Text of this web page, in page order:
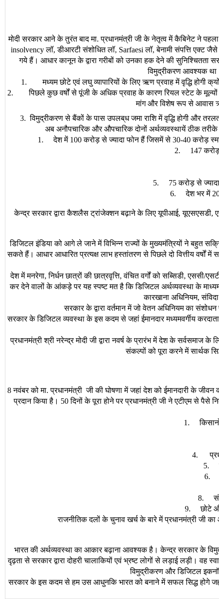
मोदीसरकारआनेकेतुरंतबादमा.प्रधानमंत्रीजीकेनेतृत्वमेंकैबिनेटनेपहला
insolvencyलॉ,डीआरटीसंशोधितलॉ, Sarfaesiलॉ,बेनामीसंपत्तिएक्टजैसे
गयेहैं। आधारकानूनकेद्वारागरीबोंकोउनकाहकदेनेकीसुनिश्चितता
विमुद्रीकरण आवश्यक
1.मध्यमछोटेएवंलघुव्यापारियोंकेलिएऋणप्रवाहमेंवृद्धिहोगीक्
2.पिछलेकुछवर्षोंसेपूंजीके अधिकप्रवाहकेकारणरियलस्टेटकेमूल्यों
मांग औरविशेषरूपसे आवास
3. विमुद्रीकरणसेबैंकोंकेपासउपलब्धजमाराशिमेंवृद्धिहोगीऔर
अबअनौपचारिकऔरऔपचारिकदोनोंअर्थव्यवस्थायेंठीकतरीके
1.देशमें100करोड़सेज्यादाफोनहैंजिसमेंसे30-40करोड़
2. 147
5. 75करोड़सेज्यादा
6.देशभरमें
केन्द्रसरकारद्वाराकैशलैसट्रांजेक्शनबढ़ानेकेलिएयूपीआई,यूएसएसडी,
डिजिटलइंडियाको आगेलेजानेमेंविभिन्नराज्योंकेमुख्यमंत्रियोंनेबहुत
सकतेहैं। आधार आधारितप्रत्यक्षलाभहस्तांतरणसेपिछलेदोवित्तीयवर्षोंमें
देशमेंमनरेगा,निर्धनछात्रोंकीछात्रवृत्ति,वंचितवर्गोंकोसब्सिडी,एससी/
करदेनेवालोंकेआंकड़ेपरयहस्पष्टमतहैकिडिजिटलअर्थव्यवस्थाके
कारखानाअधिनियम,संविदा
सरकारकेद्वारावर्तमानमेंजोवेतन अधिनियमकासंशोधन
सरकारकेडिजिटलव्यवस्थाकेइसकदमसेजहांईमानदारमध्यमवर्गीयकरदाता
प्रधानमंत्रीश्रीनरेन्द्रमोदीजीद्वारानवर्षकेप्रारंभमेंदेशकेसर्वसमाजके
संकल्पोंकोपूराकरनेमेंसार्थक
8नवंबरकोमा.प्रधानमंत्री जीकीघोषणामेंजहांदेशकोईमानदारीकेजीवन
प्रदानकियाहै। 50दिनोंकेपूराहोनेपरप्रधानमंत्रीजीनेएटीएमसेपैसे
1.
4.
5.
8.
9.छोटे
राजनीतिकदलोंकेचुनावखर्चकेबारेमेंप्रधानमंत्रीजीका
भारतकी अर्थव्यवस्थाका आकारबढ़ाना आवश्यकहै। केन्द्रसरकारके
दृढ़तासेसरकारद्वारादोहरीचालाकियोंएवंभ्रष्टलोगोंसेलड़ाईलड़ी। वह
विमुद्रीकरणऔरडिजिटल
सरकारकेइसकदमसेहमउस आधुनकि भारतकोबनानेमेंसफलसिद्धहोगे